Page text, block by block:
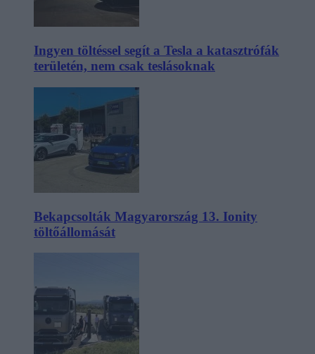
Ingyen töltéssel segít a Tesla a katasztrófák
területén, nem csak teslásoknak
Bekapcsolták Magyarország 13. Ionity
töltőállomását